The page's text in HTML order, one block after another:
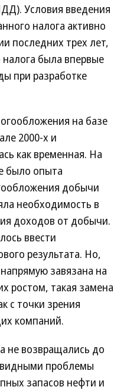
Условия введения
налога активно
последних трех лет,
была впервые
при разработке
на базе
2000-х и
как временная. На
было опыта
добычи
необходимость в
доходов от добычи.
ввести
результата. Но,
завязана на
ростом, такая замена
с точки зрения
компаний.
не возвращались до
проблемы
запасов нефти и